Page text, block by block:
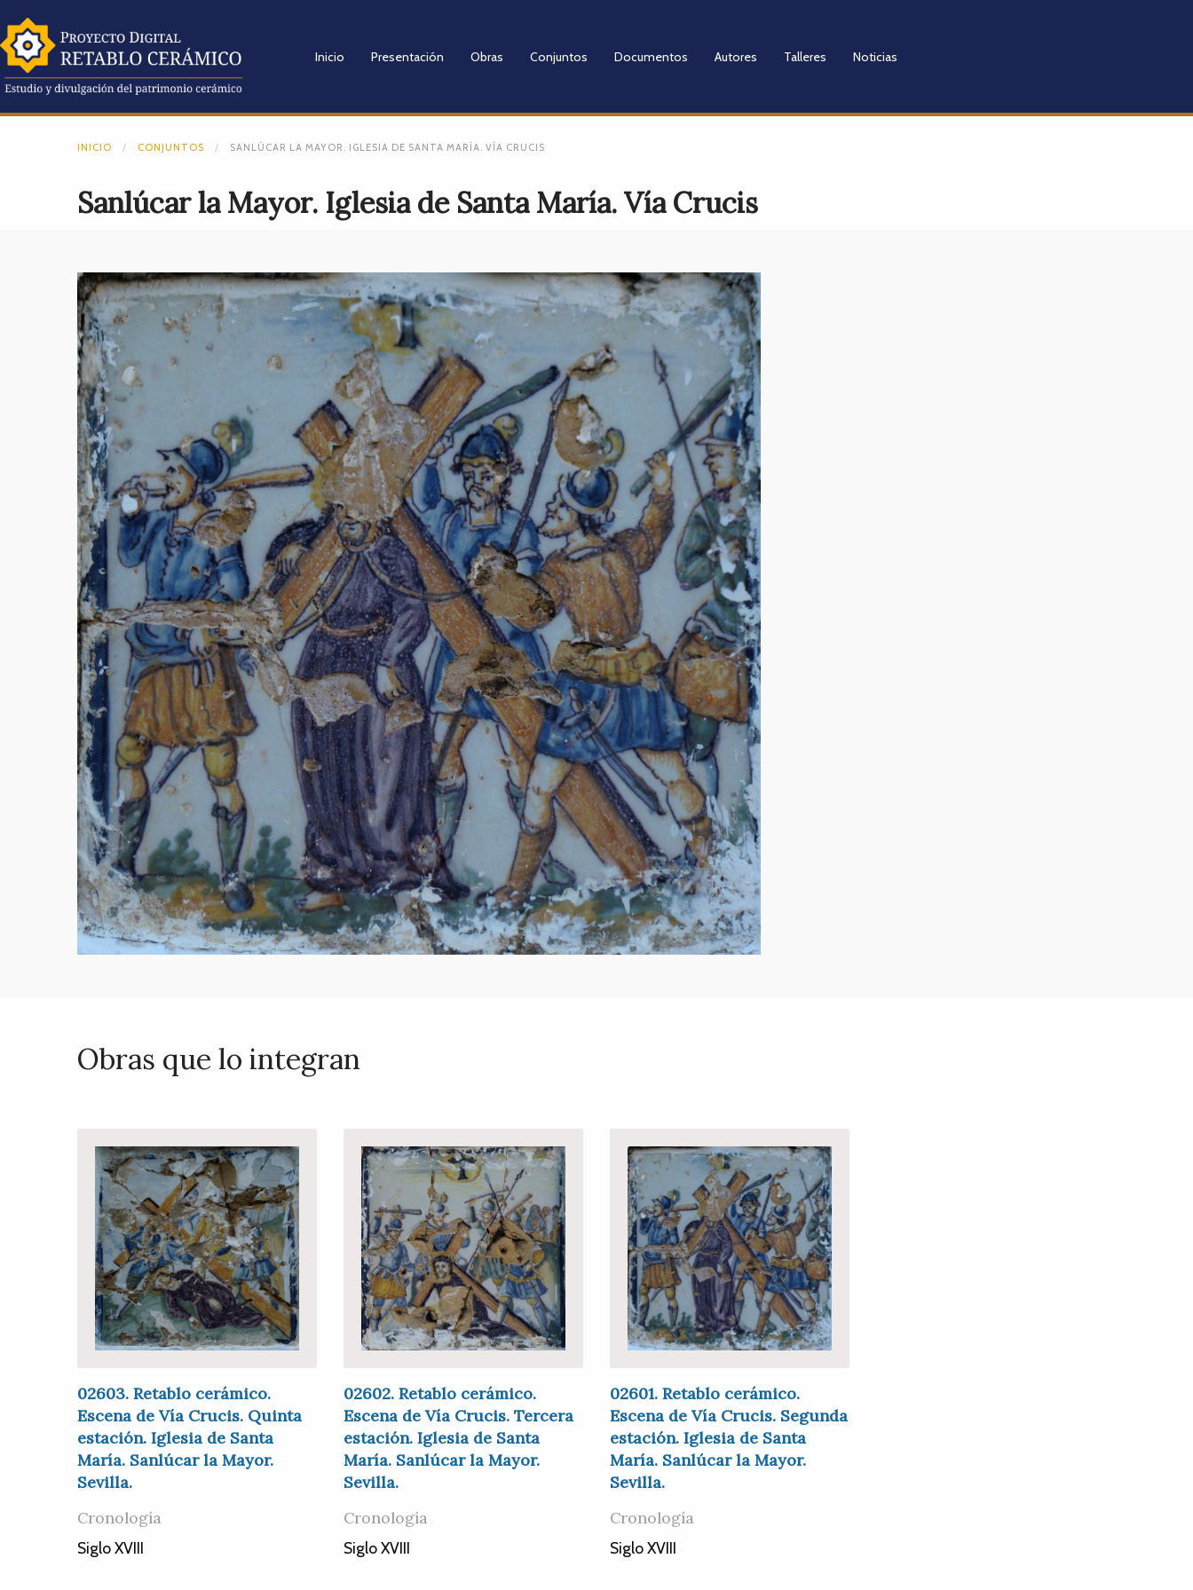
Inicio Presentación Obras Conjuntos Documentos Autores Talleres Noticias
INICIO CONJUNTOS SANLÚCAR LA MAYOR. IGLESIA DE SANTA MARÍA. VÍA CRUCIS
Sanlúcar la Mayor. Iglesia de Santa María. Vía Crucis
Obras que lo integran
02603. Retablo cerámico.
Escena de Vía Crucis. Quinta
estación. Iglesia de Santa
María. Sanlúcar la Mayor.
Sevilla.
Cronología
Siglo XVIII
02602. Retablo cerámico.
Escena de Vía Crucis. Tercera
estación. Iglesia de Santa
María. Sanlúcar la Mayor.
Sevilla.
Cronología
Siglo XVIII
02601. Retablo cerámico.
Escena de Vía Crucis. Segunda
estación. Iglesia de Santa
María. Sanlúcar la Mayor.
Sevilla.
Cronología
Siglo XVIII